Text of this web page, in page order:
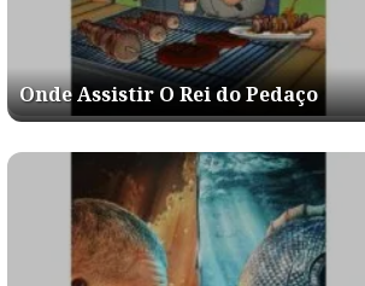
Onde Assistir O Rei do Pedaço